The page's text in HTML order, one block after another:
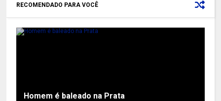
RECOMENDADO PARA VOCÊ
Homem é baleado na Prata